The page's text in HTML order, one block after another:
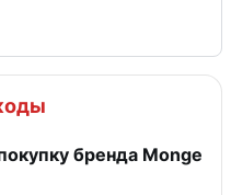
бренда Monge